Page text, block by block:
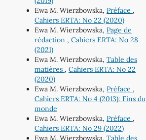
Ewa M. Wierzbowska, Préface ,
Cahiers ERTA: No 22 (2020)
Ewa M. Wierzbowska, Page de
rédaction , Cahiers ERTA: No 28
(2021)
Ewa M. Wierzbowska, Table des
matières , Cahiers ERTA: No 22
(2020)
Ewa M. Wierzbowska, Préface ,
Cahiers ERTA: No 4 (2013): Fins du
monde
Ewa M. Wierzbowska, Préface ,
Cahiers ERTA: No 29 (2022)
Ewa M. Wierzbowska, Table des